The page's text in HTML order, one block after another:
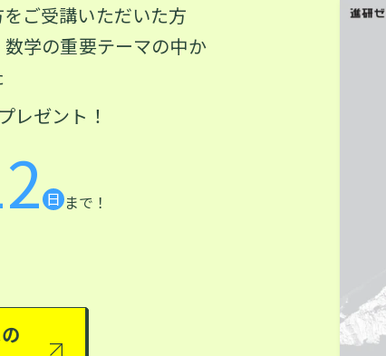
ご受講いただいた方
学の重要テーマの中か
レゼント！
日 まで！